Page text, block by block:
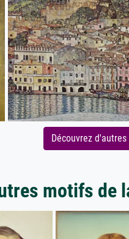
Découvrez
motifs de